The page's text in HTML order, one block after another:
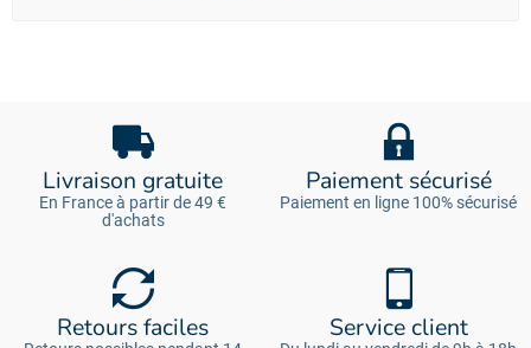
Livraison gratuite
En France à partir de 49 €
d'achats
Paiement sécurisé
Paiement en ligne 100% sécurisé
Retours faciles Service client